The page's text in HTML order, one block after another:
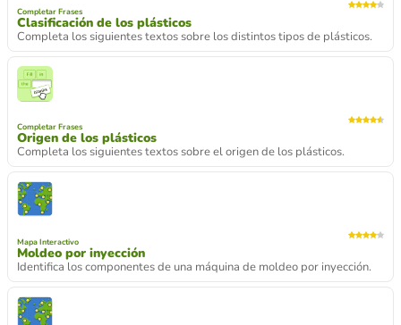
Completar Frases
Clasificación de los plásticos
Completa los siguientes textos sobre los distintos tipos de plásticos.
Completar Frases
Origen de los plásticos
Completa los siguientes textos sobre el origen de los plásticos.
Mapa Interactivo
Moldeo por inyección
Identifica los componentes de una máquina de moldeo por inyección.